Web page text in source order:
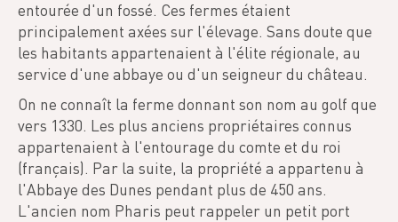
entourée d'un fossé. Ces fermes étaient
principalement axées sur l'élevage. Sans doute que
les habitants appartenaient à l'élite régionale, au
service d'une abbaye ou d'un seigneur du château.
On ne connaît la ferme donnant son nom au golf que
vers 1330. Les plus anciens propriétaires connus
appartenaient à l'entourage du comte et du roi
(français). Par la suite, la propriété a appartenu à
l'Abbaye des Dunes pendant plus de 450 ans.
L'ancien nom Pharis peut rappeler un petit port